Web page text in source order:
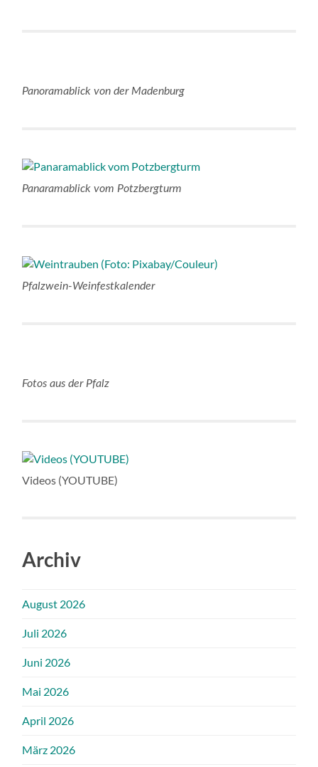
Panoramablick von der Madenburg
Panaramablick vom Potzbergturm
Pfalzwein-Weinfestkalender
Fotos aus der Pfalz
Videos (YOUTUBE)
Archiv
August 2026
Juli 2026
Juni 2026
Mai 2026
April 2026
März 2026